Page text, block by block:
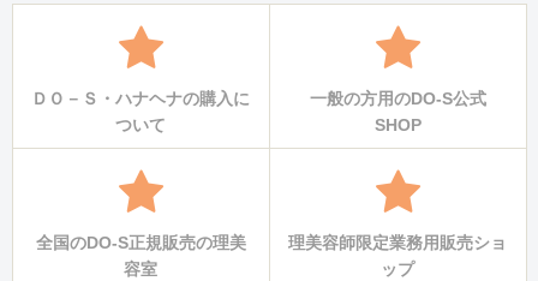
ＤＯ－Ｓ・ハナヘナの購入に
ついて
一般の方用のDO-S公式
SHOP
全国のDO-S正規販売の理美
容室
理美容師限定業務用販売ショ
ップ